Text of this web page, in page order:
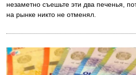
незаметно съешьте эти два печенья,
на рынке никто не отменял.